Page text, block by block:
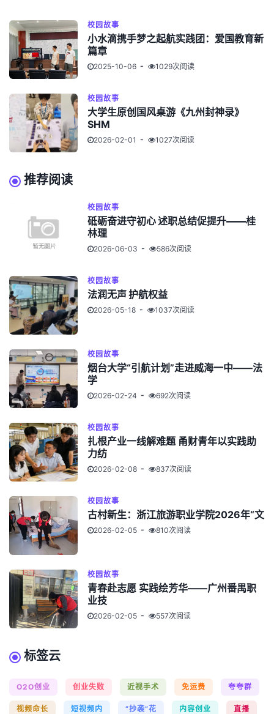
校园故事
小水滴携手梦之起航实践团：爱国教育新
篇章
2025-10-06 1029次阅读
校园故事
大学生原创国风桌游《九州封神录》
SHM
2026-02-01 1027次阅读
推荐阅读
校园故事
砥砺奋进守初心 述职总结促提升——桂
林理
2026-06-03 586次阅读
校园故事
法润无声 护航权益
2026-05-18 1037次阅读
校园故事
烟台大学“引航计划”走进威海一中——法
学
2026-02-24 692次阅读
校园故事
扎根产业一线解难题 甬财青年以实践助
力纺
2026-02-08 837次阅读
校园故事
古村新生：浙江旅游职业学院2026年“文
2026-02-05 810次阅读
校园故事
青春赴志愿 实践绘芳华——广州番禺职
业技
2026-02-05 557次阅读
标签云
O2O创业 创业失败 近视手术 免运费 夸夸群
视频命长 短视频内 “抄袭”花 内容创业 直播